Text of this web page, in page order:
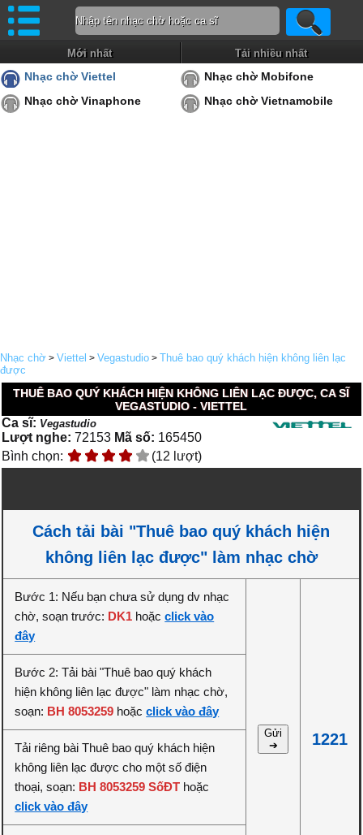
Mới nhất Tải nhiều nhất
Nhạc chờ Viettel
Nhạc chờ Mobifone
Nhạc chờ Vinaphone
Nhạc chờ Vietnamobile
Nhạc chờ > Viettel > Vegastudio > Thuê bao quý khách hiện không liên lạc
được
THUÊ BAO QUÝ KHÁCH HIỆN KHÔNG LIÊN LẠC ĐƯỢC, CA SĨ
VEGASTUDIO - VIETTEL
Ca sĩ: Vegastudio
Lượt nghe: 72153 Mã số: 165450
Bình chọn:
(12 lượt)
Cách tải bài "Thuê bao quý khách hiện
không liên lạc được" làm nhạc chờ
Bước 1: Nếu bạn chưa sử dụng dv nhạc
chờ, soạn trước: DK1 hoặcclick vào
đây
Gửi
➔
1221
Bước 2: Tải bài "Thuê bao quý khách
hiện không liên lạc được" làm nhạc chờ,
soạn: BH 8053259 hoặcclick vào đây
Tải riêng bài Thuê bao quý khách hiện
không liên lạc được cho một số điện
thoại, soạn: BH 8053259 SốĐT hoặc
click vào đây